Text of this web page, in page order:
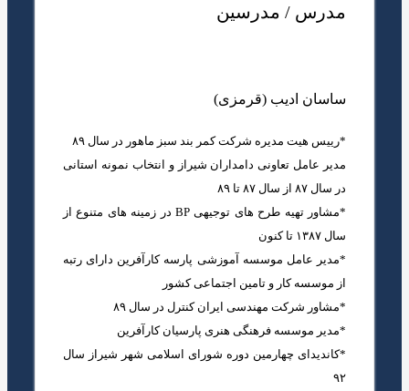
مدرس / مدرسین
ساسان ادیب (قرمزی)
*رییس هیت مدیره شرکت کمر بند سبز ماهور در سال ۸۹
مدیر عامل تعاونی دامداران شیراز و انتخاب نمونه استانی
در سال ۸۷ از سال ۸۷ تا ۸۹
*مشاور تهیه طرح های توجیهی BP در زمینه های متنوع از
سال ۱۳۸۷ تا کنون
*مدیر عامل موسسه آموزشی پارسه کارآفرین دارای رتبه
از موسسه کار و تامین اجتماعی کشور
*مشاور شرکت مهندسی ایران کنترل در سال ۸۹
*مدیر موسسه فرهنگی هنری پارسیان کارآفرین
*کاندیدای چهارمین دوره شورای اسلامی شهر شیراز سال
۹۲